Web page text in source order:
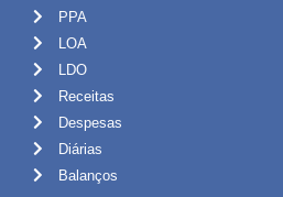
PPA
LOA
LDO
Receitas
Despesas
Diárias
Balanços